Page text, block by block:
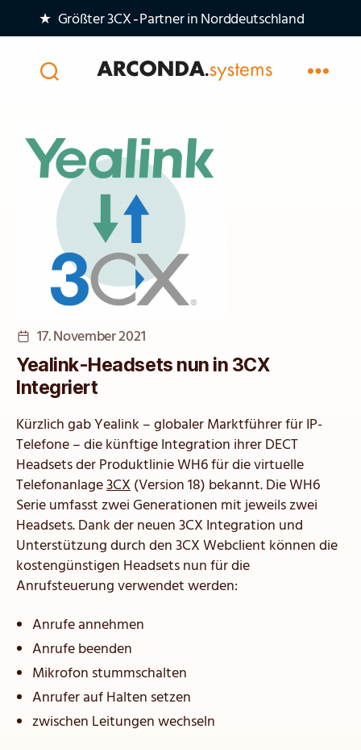
★ Größter 3CX‑Partner in Norddeutschland
AG
Veröffentlichungsdatum
17. November 2021
Yealink-Headsets nun in 3CX
Integriert
Kürzlich gab Yealink – globaler Marktführer für IP-
Telefone – die künftige Integration ihrer DECT
Headsets der Produktlinie WH6 für die virtuelle
Telefonanlage3CX(Version 18) bekannt. Die WH6
Serie umfasst zwei Generationen mit jeweils zwei
Headsets. Dank der neuen 3CX Integration und
Unterstützung durch den 3CX Webclient können die
kostengünstigen Headsets nun für die
Anrufsteuerung verwendet werden:
Anrufe annehmen
Anrufe beenden
Mikrofon stummschalten
Anrufer auf Halten setzen
zwischen Leitungen wechseln